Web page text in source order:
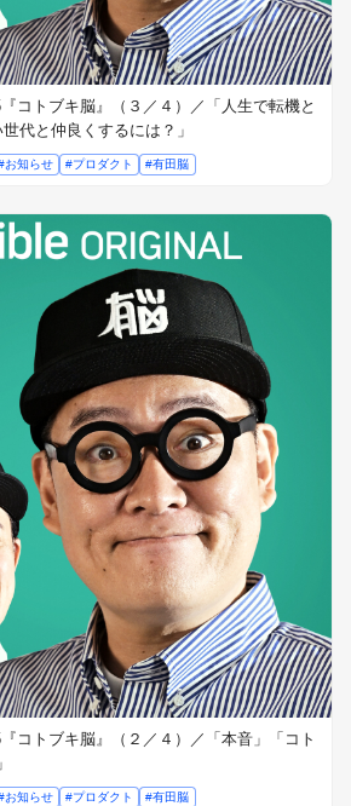
コトブキ脳』（３／４）／「人生で転機と
代と仲良くするには？」
お知らせ #プロダクト #有田脳
コトブキ脳』（２／４）／「本音」「コト
お知らせ #プロダクト #有田脳